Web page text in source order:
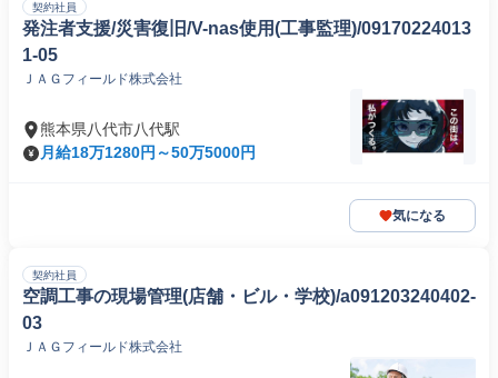
契約社員
発注者支援/災害復旧/V-nas使用(工事監理)/09170224013
1-05
ＪＡＧフィールド株式会社
熊本県八代市八代駅
月給18万1280円～50万5000円
気になる
契約社員
空調工事の現場管理(店舗・ビル・学校)/a091203240402-
03
ＪＡＧフィールド株式会社